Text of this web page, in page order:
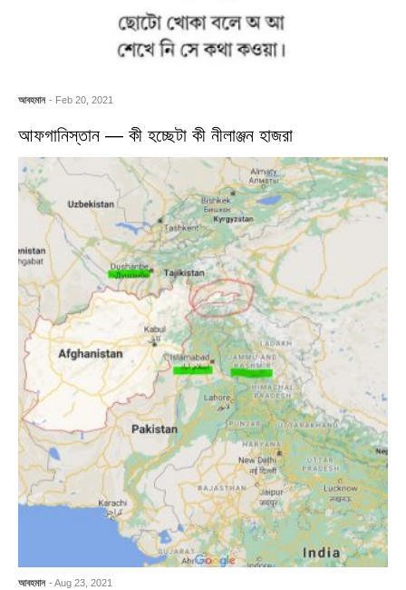
আবহমান - Feb 20, 2021
আফগানিস্তান — কী হচ্ছেটা কী নীলাঞ্জন হাজরা
আবহমান - Aug 23, 2021